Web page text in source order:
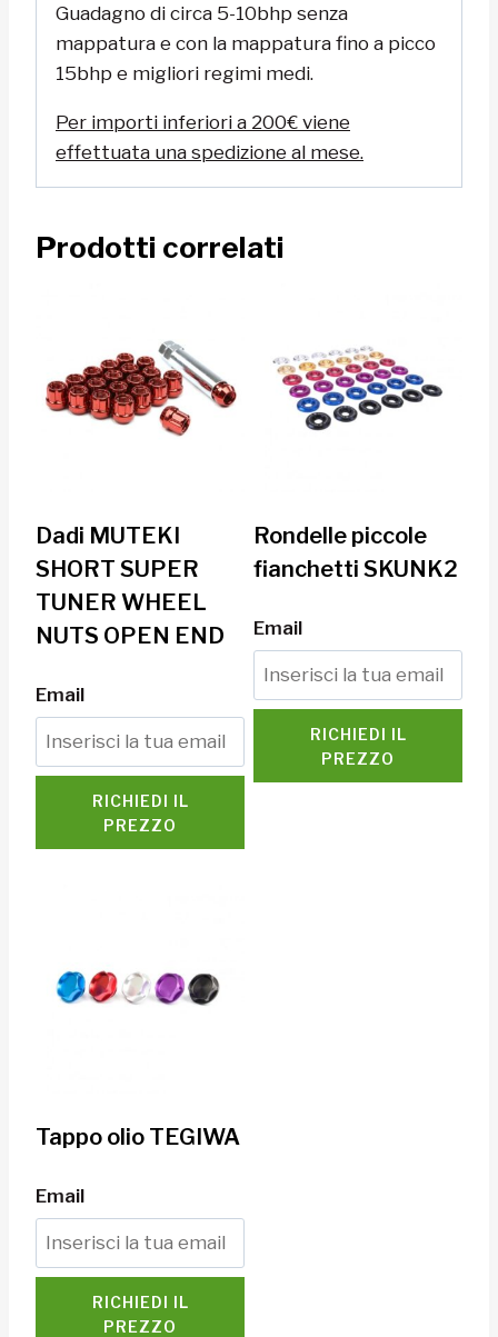
Guadagno di circa 5-10bhp senza
mappatura e con la mappatura fino a picco
15bhp e migliori regimi medi.
Per importi inferiori a 200€ viene
effettuata una spedizione al mese.
Prodotti correlati
Dadi MUTEKI
SHORT SUPER
TUNER WHEEL
NUTS OPEN END
Email
RICHIEDI IL
PREZZO
Rondelle piccole
fianchetti SKUNK2
Email
RICHIEDI IL
PREZZO
Tappo olio TEGIWA
Email
RICHIEDI IL
PREZZO